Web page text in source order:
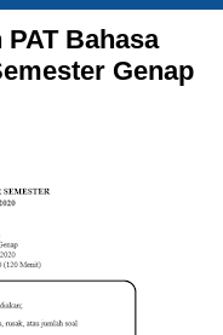
Bahasa
Genap